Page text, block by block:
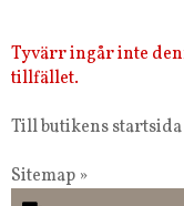
Tyvärr ingår inte
tillfället.
Till butikens startsida
Sitemap »